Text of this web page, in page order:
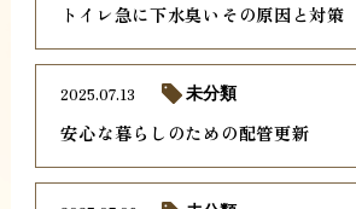
トイレ急に下水臭いその原因と対策
安心な暮らしのための配管更新
2025.07.13 未分類